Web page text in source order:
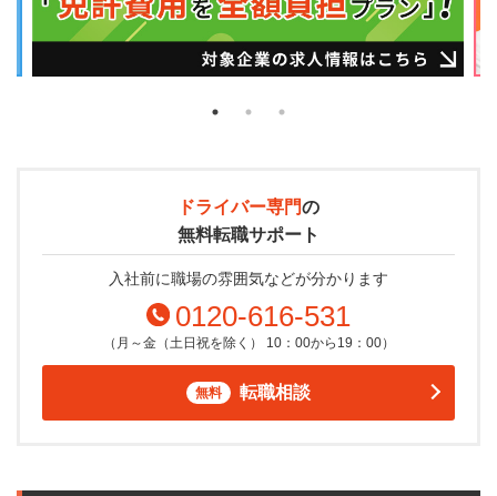
ドライバー専門の
無料転職サポート
入社前に職場の雰囲気などが分かります
0120-616-531
（月～金（土日祝を除く） 10：00から19：00）
無料 転職相談